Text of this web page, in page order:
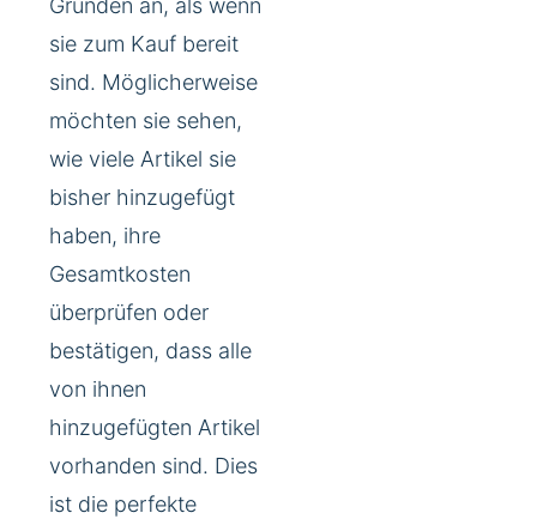
Gründen an, als wenn
sie zum Kauf bereit
sind. Möglicherweise
möchten sie sehen,
wie viele Artikel sie
bisher hinzugefügt
haben, ihre
Gesamtkosten
überprüfen oder
bestätigen, dass alle
von ihnen
hinzugefügten Artikel
vorhanden sind. Dies
ist die perfekte